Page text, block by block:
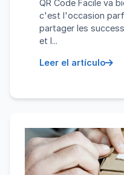
QR Code Facile va
c'est l'occasion
partager les
et l...
Leer el artículo